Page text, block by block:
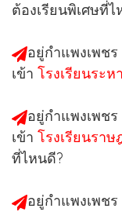
ต้องเรียนพิเศษที่ไ
อยู่กำแพงเพช
เข้า โรงเรียนระห
อยู่กำแพงเพช
เข้า โรงเรียนรา
ที่ไหนดี?
อยู่กำแพงเพช